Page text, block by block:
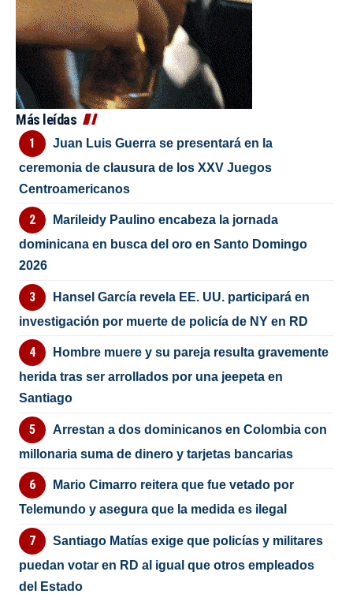
Más leídas
Juan Luis Guerra se presentará en la
ceremonia de clausura de los XXV Juegos
Centroamericanos
Marileidy Paulino encabeza la jornada
dominicana en busca del oro en Santo Domingo
2026
Hansel García revela EE. UU. participará en
investigación por muerte de policía de NY en RD
Hombre muere y su pareja resulta gravemente
herida tras ser arrollados por una jeepeta en
Santiago
Arrestan a dos dominicanos en Colombia con
millonaria suma de dinero y tarjetas bancarias
Mario Cimarro reitera que fue vetado por
Telemundo y asegura que la medida es ilegal
Santiago Matías exige que policías y militares
puedan votar en RD al igual que otros empleados
del Estado